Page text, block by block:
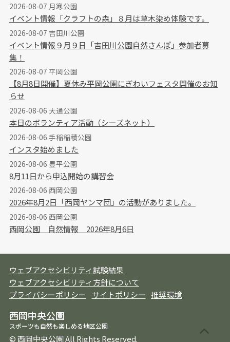
2026-08-07 月寒公園
イベント情報「クラフトの森」８月は草木染め体験です。
2026-08-07 吉田川公園
イベント情報９月９日「吉田川公園自然さんぽ」参加者募
集！
2026-08-07 平岡公園
【8月8日開催】夏休み平岡公園にぎわいフェスタ開催のお知
らせ
2026-08-06 大通公園
本日のボランティア活動（シーズネット）
2026-08-06 手稲稲積公園
インスタ始めました
2026-08-06 豊平公園
8月11日から申込開始の講習会
2026-08-06 西岡公園
2026年8月2日「西岡ヤンマ団」の活動がありました。
2026-08-06 西岡公園
西岡公園 自然情報 2026年8月6日
ウェブアクセシビリティ試験結果
ウェブアクセシビリティ方針について
プライバシーポリシー
サイトポリシー 推奨環境
西岡中央公園
スポーツも自然も楽しめる地区公園
© 西岡中央公園 All Rights Reserved.